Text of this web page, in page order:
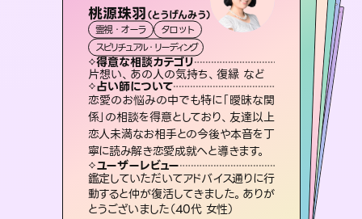
桃源珠羽（とうげんみう）
霊視・オーラ
タロット
スピリチュアル・リーディング
得意な相談カテゴリ
片想い、あの人の気持ち、復縁 など
占い師について
恋愛のお悩みの中でも特に「曖昧な関
係」の相談を得意としており、友達以上
恋人未満なお相手との今後や本音を丁
寧に読み解き恋愛成就へと導きます。
ユーザーレビュー
鑑定していただいてアドバイス通りに行
動すると仲が復活してきました。ありが
とうございました（40代 女性）
セラピスト理恵
霊視・オーラ タロット
スピリチュアル・リーディング
得意な相談カテゴリ
片想い、二人の未来、年の差 など
占い師について
連絡再開、復縁、成就などの報告実績
多数。セラピストとして2万超の施術経
験があるからこそできる鑑定で、より良
い未来をサポートします。
ユーザーレビュー
とても心温まる鑑定でした。しかもこち
らは何も言っていないのに視えていらっ
しゃるんだなと驚きです（30代女性）
おう 霊感オラクル
霊視・オーラ
オラクルカード
得意な相談カテゴリ
恋愛総合、あの人の気持ち など
占い師について
霊視×オラクルカードを使って「今」と
「未来」そして「気になるあの人の気持
ち」まで丁寧に読み解き、恋や人生のヒ
ントを優しく引き出します。
ユーザーレビュー
不安な気持ちが嘘みたいに晴れまし
た…！よく視えていらっしゃるんだなと
感じました（40代 女性）
彗望（すいぼう
霊視・オーラ
スピリチュアル・リーディング
得意な相談カテゴリ
片想い、あの人の気持ち、復縁 など
占い師について
3,700年以上の歴史を持つ東洋最古の占術「易占」で詳細まで占い、幸せへ向かう道筋を示します。厳しい結果にも具体的な対策をお伝えします。
ユーザーレビュー
複雑な背景もしっかり聞いて鑑定して
いただけました。気持ちが楽になりまし
た（50代 女性）
未来視師＊花
霊視・オーラ
スピリチュアル・リーディング
得意な相談カテゴリ
出逢い、片想い、復縁 など
占い師について
未来には何パターンもの選択肢があり
ます。不安で視えにくくなっているあな
たの素敵な未来を見つけ、その未来を
選択できるようアドバイスします。
ユーザーレビュー
職場の人の性質や人間関係、本心など
本当によく視えていてびっくり。対策が
打てて前向きになれます（40代）
アイリス -iris-
西洋占星術 タロット
ルーン
得意な相談カテゴリ
恋愛総合、片想い、二人の未来 など
占い師について
復縁、恋愛、不倫の行方、同性愛や片
思い、仕事関係や借金問題まで知りた
いことや心の負担になっていることを
紐解き、背中をそっと押して導きます。
ユーザーレビュー
安心感のあり、言い切ってくれる所や濁
さない鑑定のおかげで、毎回自分の気
持ちを整えられます（30代 男性）